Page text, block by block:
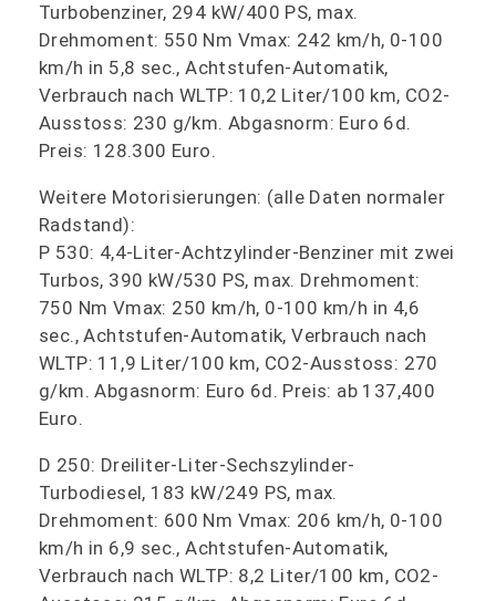
Turbobenziner, 294 kW/400 PS, max.
Drehmoment: 550 Nm Vmax: 242 km/h, 0-100
km/h in 5,8 sec., Achtstufen-Automatik,
Verbrauch nach WLTP: 10,2 Liter/100 km, CO2-
Ausstoss: 230 g/km. Abgasnorm: Euro 6d.
Preis: 128.300 Euro.
Weitere Motorisierungen: (alle Daten normaler
Radstand):
P 530: 4,4-Liter-Achtzylinder-Benziner mit zwei
Turbos, 390 kW/530 PS, max. Drehmoment:
750 Nm Vmax: 250 km/h, 0-100 km/h in 4,6
sec., Achtstufen-Automatik, Verbrauch nach
WLTP: 11,9 Liter/100 km, CO2-Ausstoss: 270
g/km. Abgasnorm: Euro 6d. Preis: ab 137,400
Euro.
D 250: Dreiliter-Liter-Sechszylinder-
Turbodiesel, 183 kW/249 PS, max.
Drehmoment: 600 Nm Vmax: 206 km/h, 0-100
km/h in 6,9 sec., Achtstufen-Automatik,
Verbrauch nach WLTP: 8,2 Liter/100 km, CO2-